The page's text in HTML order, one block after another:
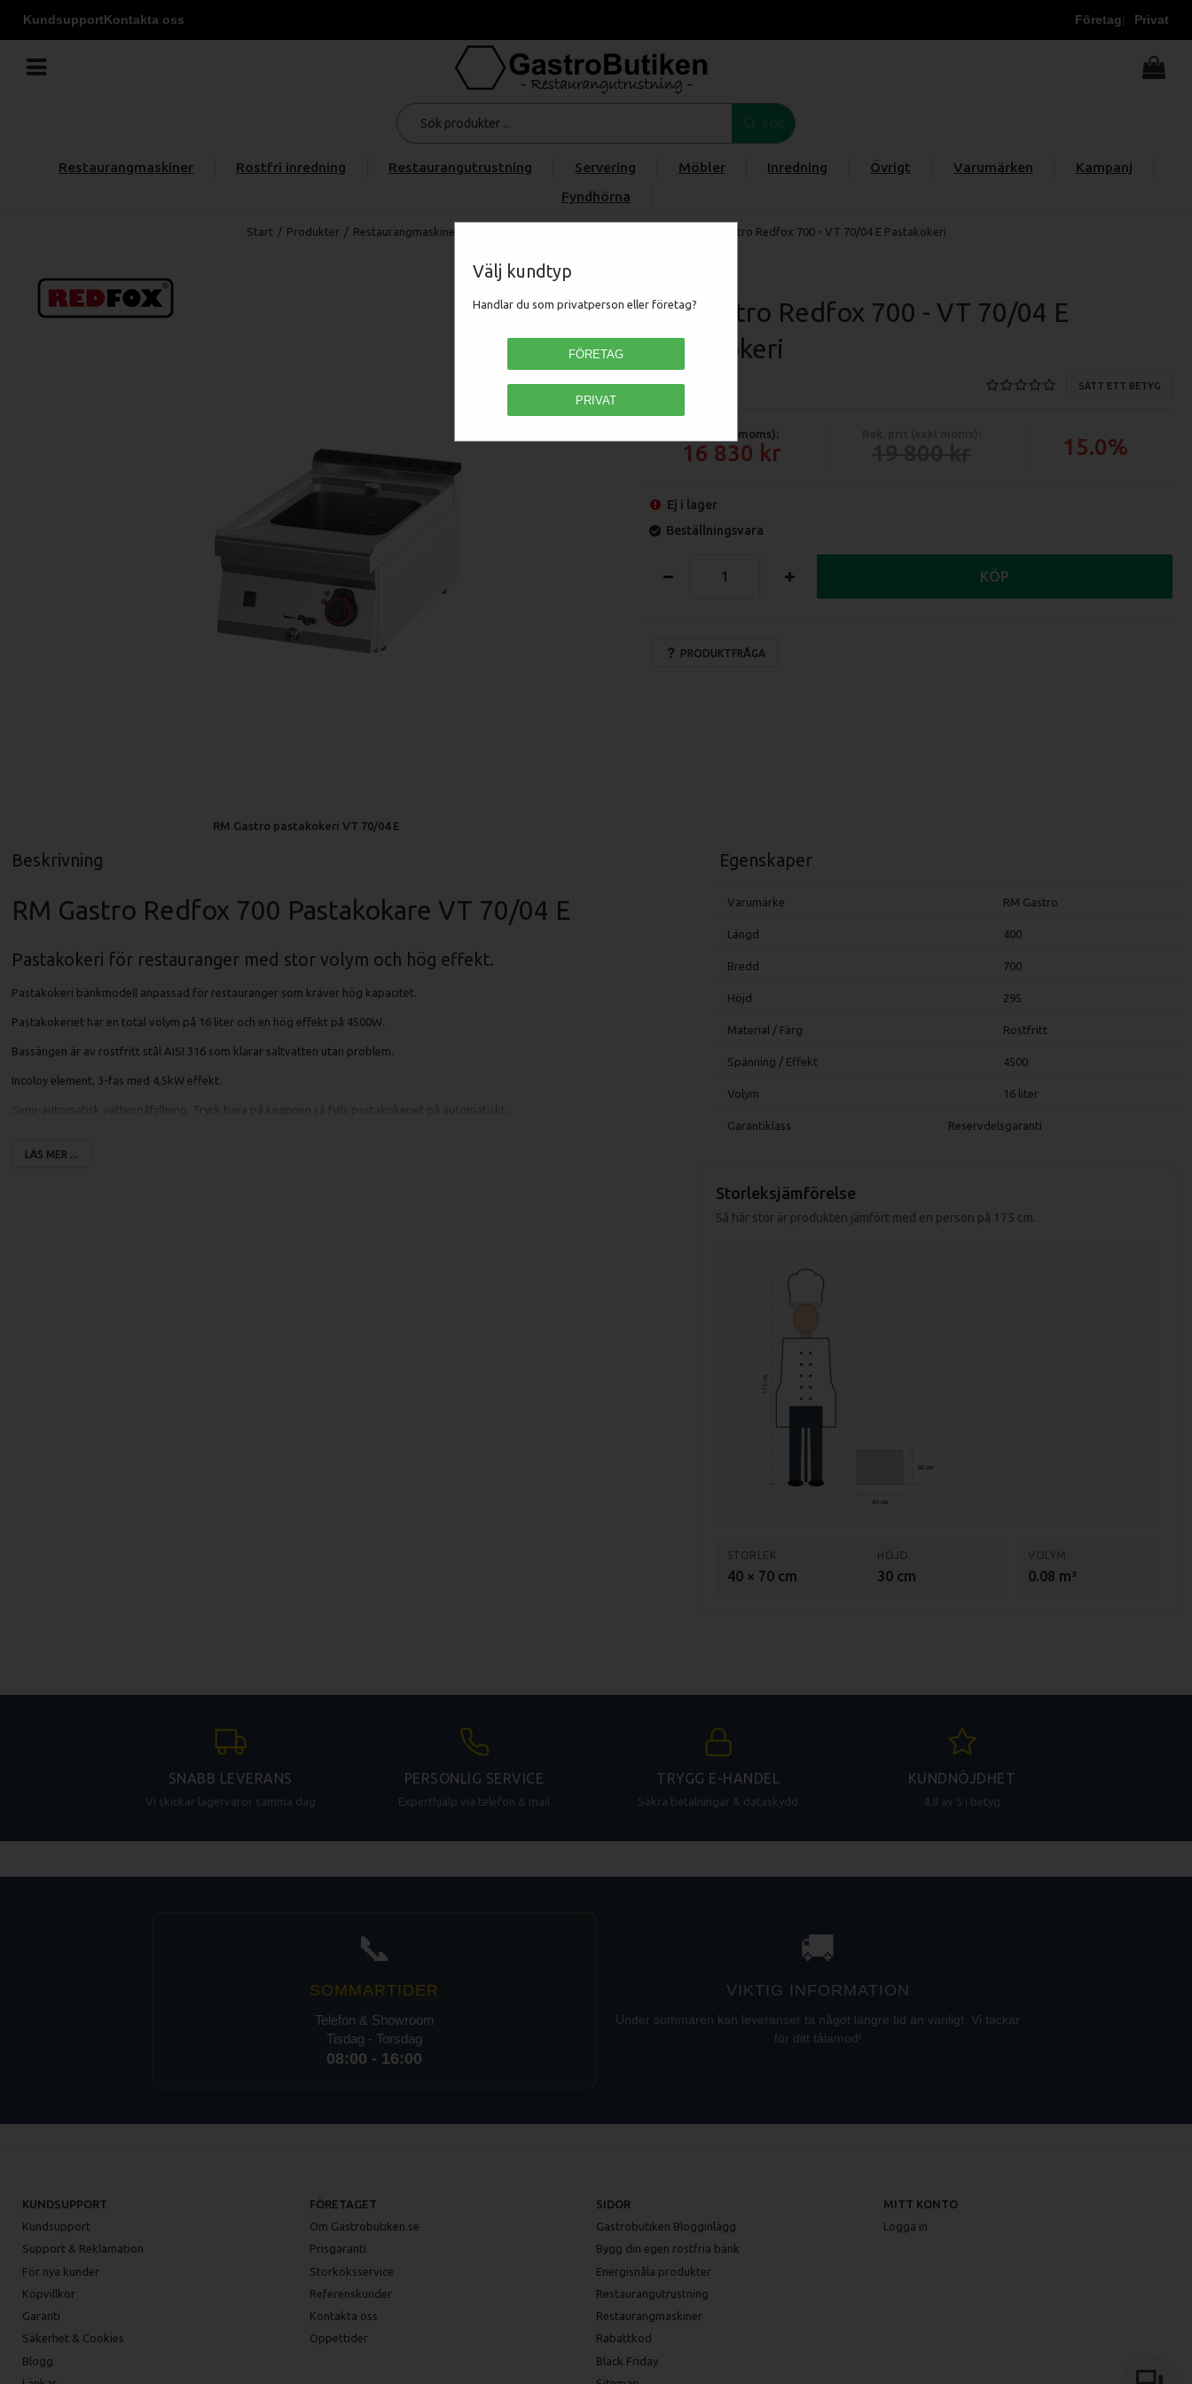
KundsupportKontakta oss Företag Privat
Välj kundtyp
Handlar du som privatperson eller företag?
FÖRETAG
PRIVAT
Restaurangmaskiner Rostfri inredning Restaurangutrustning Servering Möbler Inredning Övrigt Varumärken
Kampanj
Fyndhörna
Start / Produkter / Restaurangmaskiner RM Gastro Redfox 700 - VT 70/04 E Pastakokeri
RM Gastro pastakokeri VT 70/04 E
RM Gastro Redfox 700 - VT 70/04 E
Pastakokeri
00110122 SÄTT ETT BETYG
Pris (exkl moms):
16 830 15.0%
Ej i lager
Beställningsvara
PRODUKTFRÅGA
KÖP
Beskrivning
RM Gastro Redfox 700 Pastakokare VT 70/04 E
Pastakokeri för restauranger med stor volym och hög effekt.
Pastakokeri bänkmodell anpassad för restauranger som kräver hög kapacitet.
Pastakokeriet har en total volym på 16 liter och en hög effekt på 4500W.
Bassängen är av rostfritt stål AISI 316 som klarar saltvatten utan problem.
Incoloy element, 3-fas med 4,5kW effekt.
Semi-automatisk vattenpåfyllning. Tryck bara på knappen så fylls pastakokeriet på automatiskt.
LÄS MER ...
Egenskaper
Varumärke RM Gastro
Längd 400
Bredd 700
Höjd 295
Material / Färg Rostfritt
Spänning / Effekt 4500
Volym 16 liter
Garantiklass Reservdelsgaranti
Storleksjämförelse
Så här stor är produkten jämfört med en person på 175 cm.
175 cm
30 cm
40 cm
STORLEK
40 × 70 cm
HÖJD
30 cm
VOLYM
0.08 m³
SNABB LEVERANS
Vi skickar lagervaror samma dag
PERSONLIG SERVICE
Experthjälp via telefon & mail
TRYGG E-HANDEL
Säkra betalningar & dataskydd
KUNDNÖJDHET
4.8 av 5 i betyg
📞
SOMMARTIDER
Telefon & Showroom
Tisdag - Torsdag
08:00 - 16:00
🚚
VIKTIG INFORMATION
Under sommaren kan leveranser ta något längre tid än vanligt. Vi tackar
för ditt tålamod!
KUNDSUPPORT
Kundsupport
Support & Reklamation
För nya kunder
Köpvillkor
Garanti
Säkerhet & Cookies
Blogg
FÖRETAGET
Om Gastrobutiken.se
Prisgaranti
Storköksservice
Referenskunder
Kontakta oss
Öppettider
SIDOR
Gastrobutiken Blogginlägg
Bygg din egen rostfria bänk
Energisnåla produkter
Restaurangutrustning
Restaurangmaskiner
Rabattkod
Black Friday
MITT KONTO
Logga in